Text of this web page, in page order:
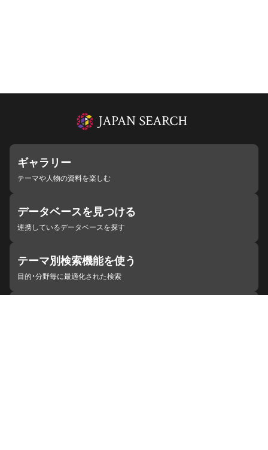
ギャラリー
テーマや人物の資料を楽しむ
データベースを見つける
連携しているデータベースを探す
テーマ別検索機能を使う
目的・分野毎に最適化された検索